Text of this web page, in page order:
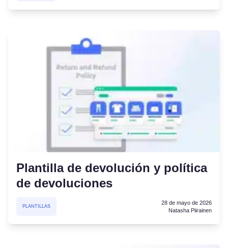
Plantilla de devolución y política
de devoluciones
PLANTILLAS
28 de mayo de 2026
Natasha Piirainen